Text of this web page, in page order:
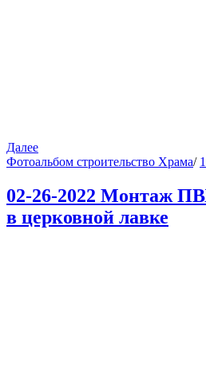
Далее
Фотоальбом строительство Храма/
02-26-2022 Монтаж
в церковной лавке